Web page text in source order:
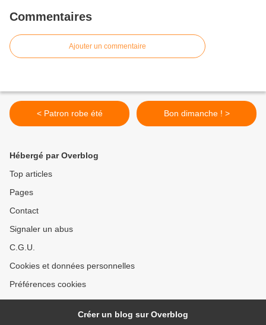
Commentaires
Ajouter un commentaire
< Patron robe été Bon dimanche ! >
Hébergé par Overblog
Top articles
Pages
Contact
Signaler un abus
C.G.U.
Cookies et données personnelles
Préférences cookies
Créer un blog sur Overblog